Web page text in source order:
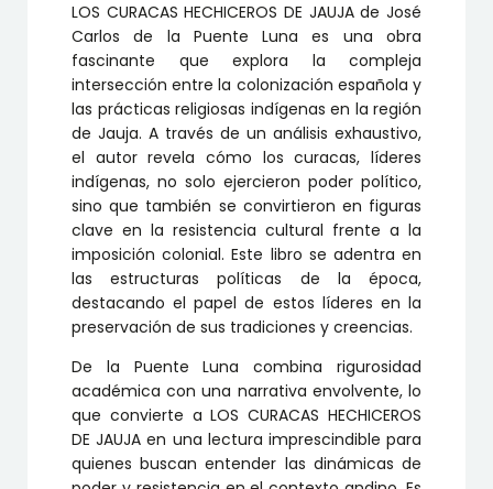
LOS CURACAS HECHICEROS DE JAUJA de José
Carlos de la Puente Luna es una obra
fascinante que explora la compleja
intersección entre la colonización española y
las prácticas religiosas indígenas en la región
de Jauja. A través de un análisis exhaustivo,
el autor revela cómo los curacas, líderes
indígenas, no solo ejercieron poder político,
sino que también se convirtieron en figuras
clave en la resistencia cultural frente a la
imposición colonial. Este libro se adentra en
las estructuras políticas de la época,
destacando el papel de estos líderes en la
preservación de sus tradiciones y creencias.
De la Puente Luna combina rigurosidad
académica con una narrativa envolvente, lo
que convierte a LOS CURACAS HECHICEROS
DE JAUJA en una lectura imprescindible para
quienes buscan entender las dinámicas de